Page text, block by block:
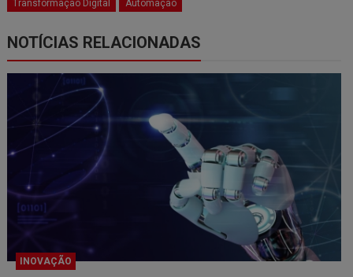
Transformação Digital
Automação
NOTÍCIAS RELACIONADAS
INOVAÇÃO